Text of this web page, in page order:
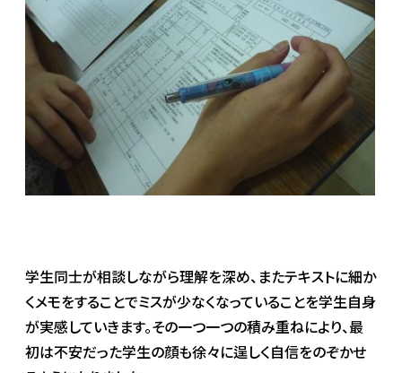
学生同士が相談しながら理解を深め、またテキストに細か
くメモをすることでミスが少なくなっていることを学生自身
が実感していきます。その一つ一つの積み重ねにより、最
初は不安だった学生の顔も徐々に逞しく自信をのぞかせ